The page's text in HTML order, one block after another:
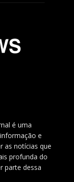
é uma
e
as notícias que
profunda do
parte dessa